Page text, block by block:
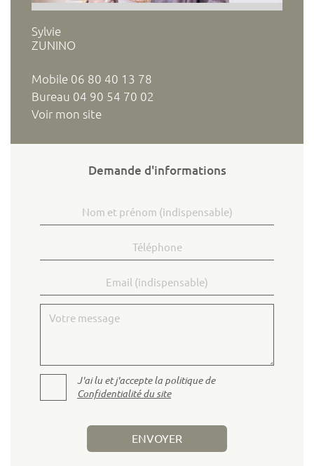
Sylvie
ZUNINO
Mobile 06 80 40 13 78
Bureau 04 90 54 70 02
Voir mon site
Demande d'informations
Nom et prénom
Votre message
J'ai lu et j'accepte la politique de
Confidentialité du site
ENVOYER